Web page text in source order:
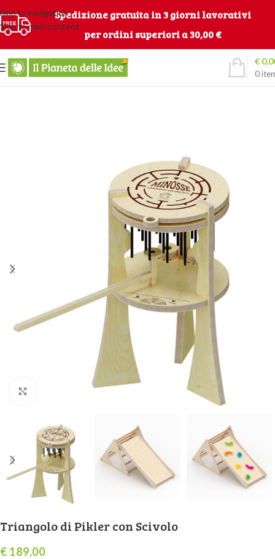
Skip to navigation
Skip to main content
Spedizione gratuita in 3 giorni lavorativi
per ordini superiori a 30,00 €
0
€
Click to enlarge
Triangolo di Pikler con Scivolo
€ 189,00